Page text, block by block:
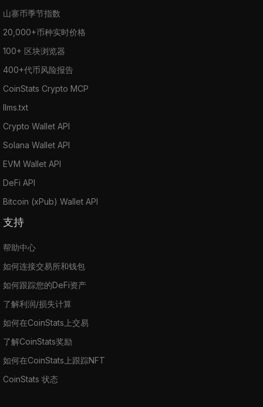
山寨币季节指数
20,000+币种实时价格
100+ 区块浏览器
400+代币风险报告
CoinStats Crypto MCP
llms.txt
Crypto Wallet API
Solana Wallet API
EVM Wallet API
DeFi API
Bitcoin (xPub) Wallet API
支持
帮助中心
如何连接交易所和钱包
如何跟踪您的DeFi资产
了解利润/损失计算
如何在CoinStats上交易
了解CoinStats奖励
如何在CoinStats上跟踪NFT
CoinStats 状态